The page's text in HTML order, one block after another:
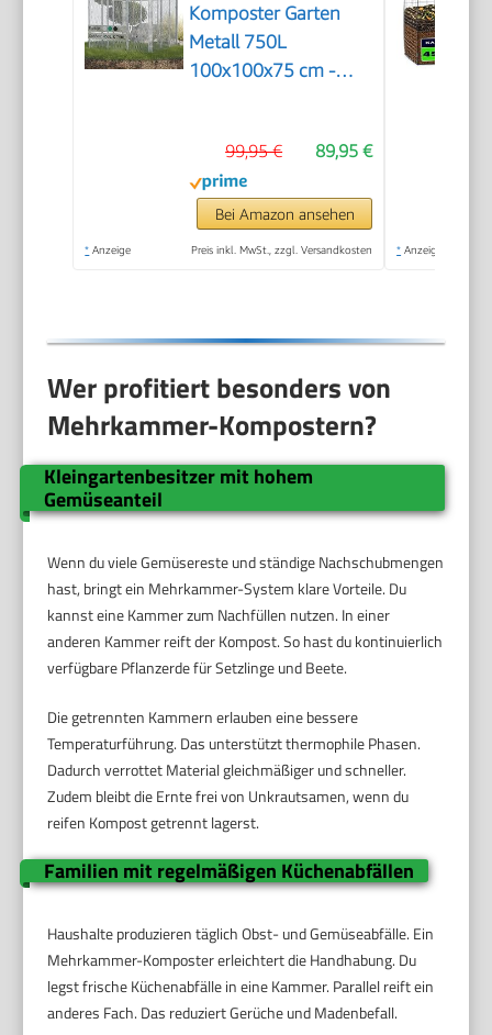
Komposter Garten
Metall 750L
100x100x75 cm -
89,95 €
99,95 €
Bei Amazon ansehen
* Anzeige Preis inkl. MwSt., zzgl. Versandkosten * Anzeige
Wer profitiert besonders von
Mehrkammer-Kompostern?
Kleingartenbesitzer mit hohem
Gemüseanteil
Wenn du viele Gemüsereste und ständige Nachschubmengen
hast, bringt ein Mehrkammer-System klare Vorteile. Du
kannst eine Kammer zum Nachfüllen nutzen. In einer
anderen Kammer reift der Kompost. So hast du kontinuierlich
verfügbare Pflanzerde für Setzlinge und Beete.
Die getrennten Kammern erlauben eine bessere
Temperaturführung. Das unterstützt thermophile Phasen.
Dadurch verrottet Material gleichmäßiger und schneller.
Zudem bleibt die Ernte frei von Unkrautsamen, wenn du
reifen Kompost getrennt lagerst.
Familien mit regelmäßigen Küchenabfällen
Haushalte produzieren täglich Obst- und Gemüseabfälle. Ein
Mehrkammer-Komposter erleichtert die Handhabung. Du
legst frische Küchenabfälle in eine Kammer. Parallel reift ein
anderes Fach. Das reduziert Gerüche und Madenbefall.